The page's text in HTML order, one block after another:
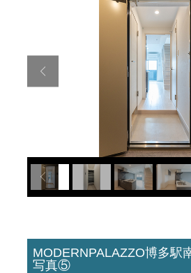
MODERNPALAZZO博多駅
写真⑤